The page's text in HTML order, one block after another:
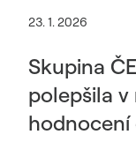
23. 1. 2026
Skupina
polepšila v
hodnocení